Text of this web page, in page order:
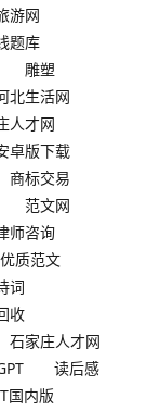
游网
题库
雕塑
北生活网
人才网
卓版下载
商标交易
范文网
师咨询
优质范文
词
收
石家庄人才网
读后感
国内版